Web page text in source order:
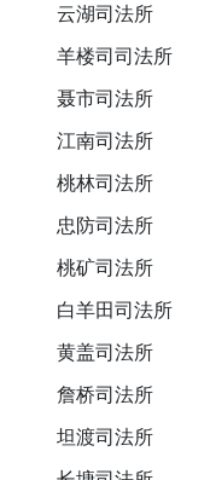
云湖司法所
羊楼司司法所
聂市司法所
江南司法所
桃林司法所
忠防司法所
桃矿司法所
白羊田司法所
黄盖司法所
詹桥司法所
坦渡司法所